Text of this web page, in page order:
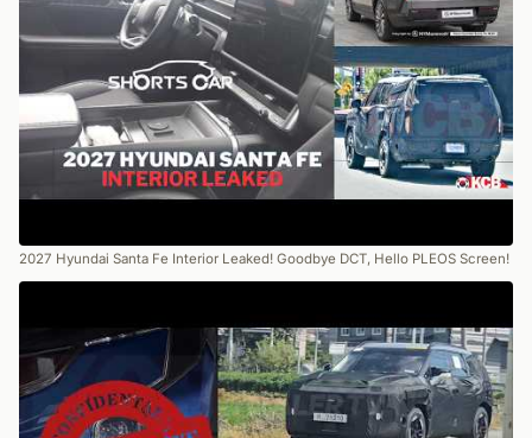
2027 Hyundai Santa Fe Interior Leaked! Goodbye DCT, Hello PLEOS Screen!